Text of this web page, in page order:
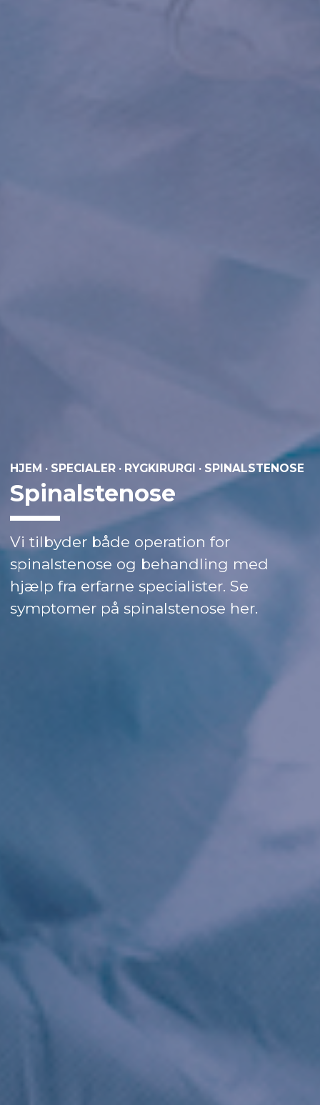
HJEM · SPECIALER · RYGKIRURGI · SPINALSTENOSE
Spinalstenose
Vi tilbyder både operation for
spinalstenose og behandling med
hjælp fra erfarne specialister. Se
symptomer på spinalstenose her.